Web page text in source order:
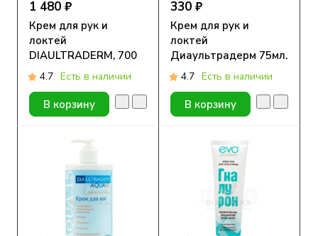
1 480 ₽
Крем для рук и
локтей
DIAULTRADERM, 700
мл4.7 Есть в наличии
В корзину
330 ₽
Крем для рук и
локтей
Диаультрадерм 75мл.
4.7 Есть в наличии
В корзину